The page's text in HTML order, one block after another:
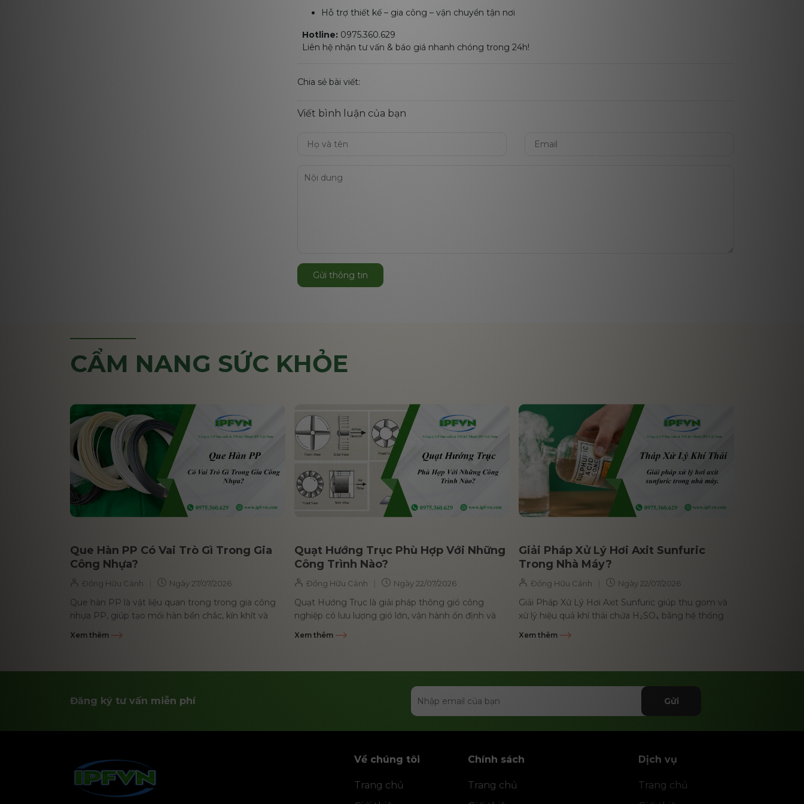
Hỗ trợ thiết kế – gia công – vận chuyển tận nơi
Hotline: 0975.360.629
Liên hệ nhận tư vấn & báo giá nhanh chóng trong 24h!
Chia sẻ bài viết:
Viết bình luận của bạn
Gửi thông tin
CẨM NANG SỨC KHỎE
Que Hàn PP Có Vai Trò Gì Trong Gia
Công Nhựa?
Đồng Hữu Cảnh Ngày 27/07/2026
Que hàn PP là vật liệu quan trọng trong gia công
nhựa PP, giúp tạo mối hàn bền chắc, kín khít và
Xem thêm
Quạt Hướng Trục Phù Hợp Với Những
Công Trình Nào?
Đồng Hữu Cảnh Ngày22/07/2026
Quạt Hướng Trục là giải pháp thông gió công
nghiệp có lưu lượng gió lớn, vận hành ổn định và
Xem thêm
Giải Pháp Xử Lý Hơi Axit Sunfuric
Trong Nhà Máy?
Đồng Hữu Cảnh Ngày 22/07/2026
Giải Pháp Xử Lý Hơi Axit Sunfuric giúp thu gom và
xử lý hiệu quả khí thải chứa H₂SO₄ bằng hệ thống
Xem thêm
Đăng ký tư vấn miễn phí Gửi
Về chúng tôi
Trang chủ
Chính sách
Trang chủ
Dịch vụ
Trang chủ